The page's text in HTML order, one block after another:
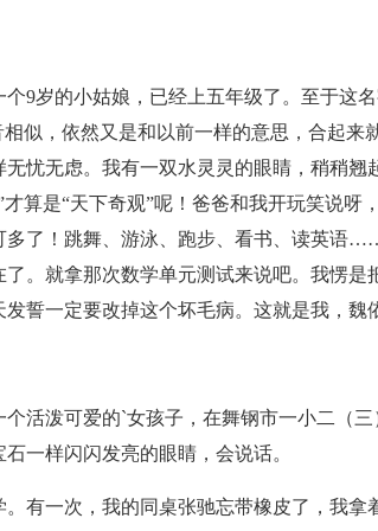
9岁的小姑娘，已经上五年级了。至于这
似，依然又是和以前一样的意思，合起来
忧无虑。我有一双水灵灵的眼睛，稍稍翘
算是“天下奇观”呢！爸爸和我开玩笑说呀
多了！跳舞、游泳、跑步、看书、读英语
。就拿那次数学单元测试来说吧。我愣是把
誓一定要改掉这个坏毛病。这就是我，魏
活泼可爱的`女孩子，在舞钢市一小二（
一样闪闪发亮的眼睛，会说话。
有一次，我的同桌张驰忘带橡皮了，我拿